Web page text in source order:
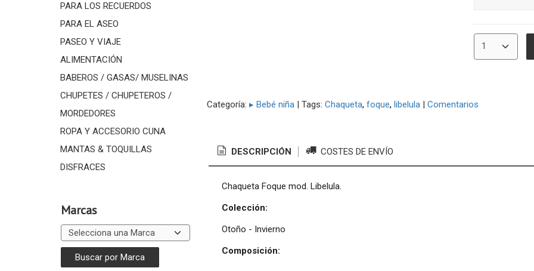
PARA LOS RECUERDOS
PARA EL ASEO
PASEO Y VIAJE
ALIMENTACIÓN
BABEROS / GASAS/ MUSELINAS
CHUPETES / CHUPETEROS /
MORDEDORES
ROPA Y ACCESORIO CUNA
MANTAS & TOQUILLAS
DISFRACES
Marcas
Categoría: ▸ Bebé niña| Tags: Chaqueta foque libelula | Comentarios
DESCRIPCIÓN COSTES DE ENVÍO
Chaqueta Foque mod. Libelula.
Colección:
Otoño - Invierno
Composición: